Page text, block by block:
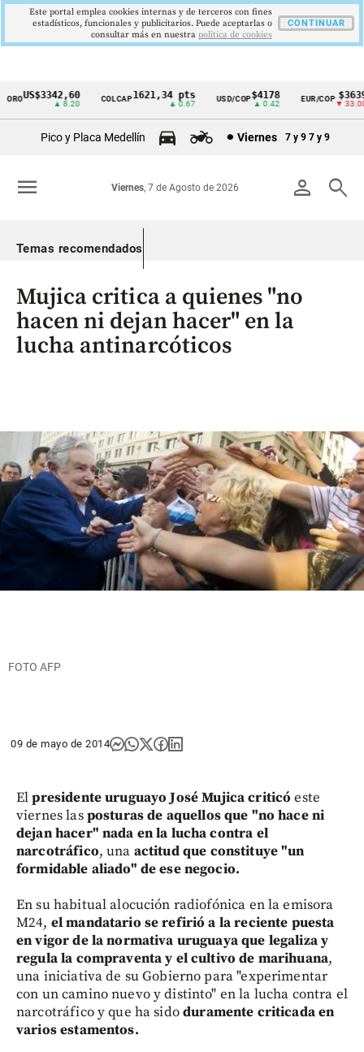
Cintillo
Colombia
US$3342,60
▲ 8.20
COLCAP1621,34 pts
▲ 0.67
USD/COP$4178
▲ 0.42
EUR/COP $3639
▼ 33.00
Pico y Placa Medellín Viernes 7 y 9 7 y 9
person search
Viernes, 7 de Agosto de 2026
menu
Temas recomendados
Mujica critica a quienes "no
hacen ni dejan hacer" en la
lucha antinarcóticos
FOTO AFP
09 de mayo de 2014
Elpresidente uruguayo José Mujica criticó este
viernes lasposturas de aquellos que "no hace ni
dejan hacer" nada en la lucha contra el
narcotráfico, una actitud que constituye "un
formidable aliado" de ese negocio.
En su habitual alocución radiofónica en la emisora
M24, el mandatario se refirió a la reciente puesta
en vigor de la normativa uruguaya que legaliza y
regula la compraventa y el cultivo de marihuana,
una iniciativa de su Gobierno para "experimentar
con un camino nuevo y distinto" en la lucha contra el
narcotráfico y que ha sidoduramente criticada en
varios estamentos.
Este portal emplea cookies internas y de terceros con fines
estadísticos, funcionales y publicitarios. Puede aceptarlas o
consultar más en nuestra politica de cookies
CONTINUAR